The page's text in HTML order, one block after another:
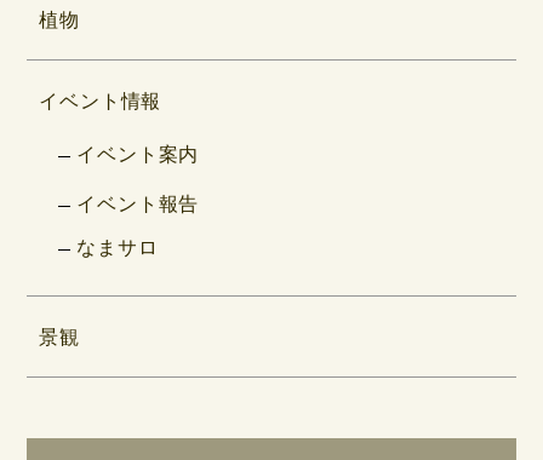
植物
イベント情報
イベント案内
イベント報告
なまサロ
景観